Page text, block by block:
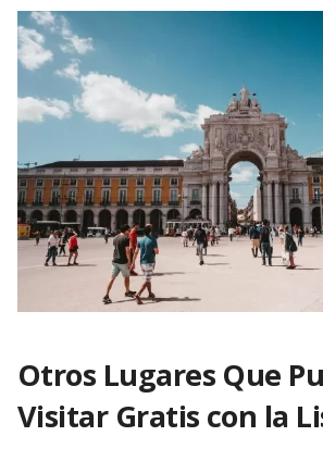
Otros Lugares Que
Visitar Gratis con la